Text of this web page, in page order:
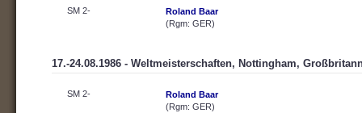
SM 2-
Roland Baar
(Rgm: GER)
17.-24.08.1986 - Weltmeisterschaften, Nottingham,
SM 2-
Roland Baar
(Rgm: GER)